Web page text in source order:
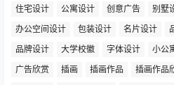
住宅设计
公寓设计 创意广告 别墅
办公空间设计
包装设计 名片设计
品牌设计
大学校徽 字体设计 小公
广告欣赏
插画 插画作品 插画作品